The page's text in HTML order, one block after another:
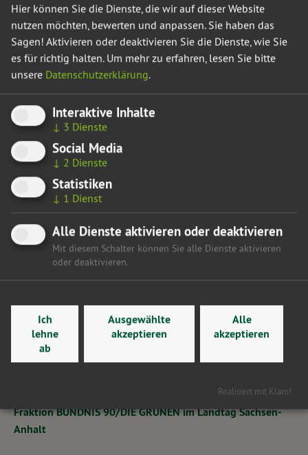
Industrie gerne an unserem Standort halten. Um
den betroffenen Unternehmen eine Brücke in die
Zukunft zu bauen, ist der zeitlich
begrenzte Industriestrompreis trotz aller
Schwierigkeiten und Kosten notwendig. Wichtig ist, dass
es nicht zu internen Wettbewerbsverzerrungen kommt. Die
Abgrenzung muss geklärt werden. Selbstverständlich sind
auch die beihilferechtlichen Fragen mit der EU zu klären.“
Hier gelangen Sie zurück zur Übersicht
Fraktion BÜNDNIS 90/DIE GRÜNEN im Landtag Sachsen-
Anhalt
Hier können Sie die Dienste, die wir auf dieser Website
nutzen möchten, bewerten und anpassen. Sie haben das
Sagen! Aktivieren oder deaktivieren Sie die Dienste, wie Sie
es für richtig halten. Um mehr zu erfahren, lesen Sie bitte
unsere Datenschutzerklärung.
Interaktive Inhalte
↓ 3 Dienste
Social Media
↓ 2 Dienste
Statistiken
↓ 1 Dienst
Alle Dienste aktivieren oder deaktivieren
Mit diesem Schalter können Sie alle Dienste aktivieren
oder deaktivieren.
Ich
lehne
ab
Ausgewählte
akzeptieren
Alle
akzeptieren
Realisiert mit Klaro!